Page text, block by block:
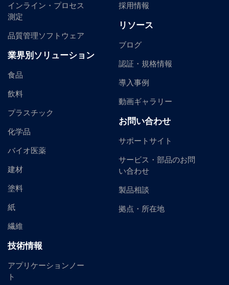
インライン・プロセス
測定
品質管理ソフトウェア
業界別ソリューション
食品
飲料
プラスチック
化学品
バイオ医薬
建材
塗料
紙
繊維
技術情報
アプリケーションノー
ト
採用情報
リソース
ブログ
認証・規格情報
導入事例
動画ギャラリー
お問い合わせ
サポートサイト
サービス・部品のお問
い合わせ
製品相談
拠点・所在地